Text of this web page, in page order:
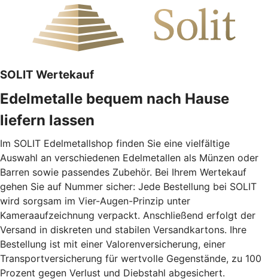
SOLIT Wertekauf
Edelmetalle bequem nach Hause
liefern lassen
Im SOLIT Edelmetallshop finden Sie eine vielfältige
Auswahl an verschiedenen Edelmetallen als Münzen oder
Barren sowie passendes Zubehör. Bei Ihrem Wertekauf
gehen Sie auf Nummer sicher: Jede Bestellung bei SOLIT
wird sorgsam im Vier-Augen-Prinzip unter
Kameraaufzeichnung verpackt. Anschließend erfolgt der
Versand in diskreten und stabilen Versandkartons. Ihre
Bestellung ist mit einer Valorenversicherung, einer
Transportversicherung für wertvolle Gegenstände, zu 100
Prozent gegen Verlust und Diebstahl abgesichert.